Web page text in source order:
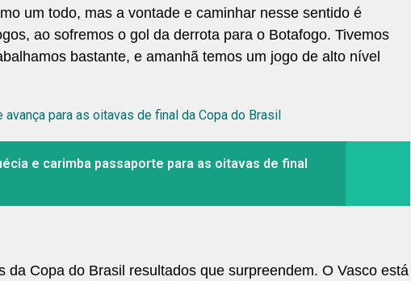
um todo, mas a vontade e caminhar nesse sentido é
ao sofremos o gol da derrota para o Botafogo. Tivemos
bastante, e amanhã temos um jogo de alto nível
para as oitavas de final da Copa do Brasil
e carimba passaporte para as oitavas de final
da Copa do Brasil resultados que surpreendem. O Vasco está